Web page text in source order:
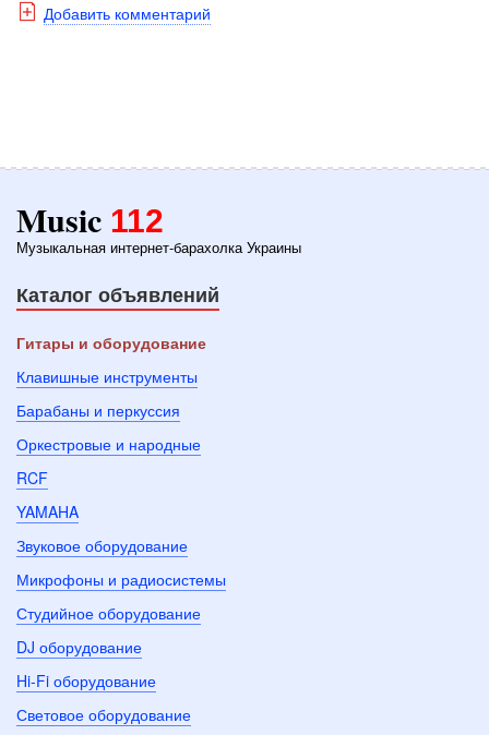
Добавить комментарий
Music 112
Музыкальная интернет-барахолка Украины
Каталог объявлений
Гитары и оборудование
Клавишные инструменты
Барабаны и перкуссия
Оркестровые и народные
RCF
YAMAHA
Звуковое оборудование
Микрофоны и радиосистемы
Студийное оборудование
DJ оборудование
Hi-Fi оборудование
Световое оборудование